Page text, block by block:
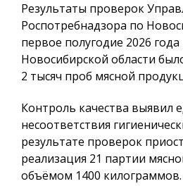
Результаты проверок
Роспотребнадзора по
первое полугодие 2026
Новосибирской области
2 тысяч проб мясной
Контроль качества выявил
несоответствия
результате проверок
реализация 21 партии
объёмом 1400 килограммов.